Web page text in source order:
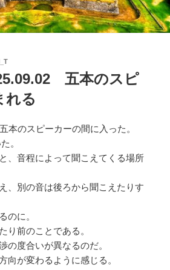
五本のスピ
れる
本のスピーカーの間に入った。
。
、音程によって聞こえてくる場所
、別の音は後ろから聞こえたりす
のに。
り前のことである。
の度合いが異なるのだ。
向が変わるように感じる。